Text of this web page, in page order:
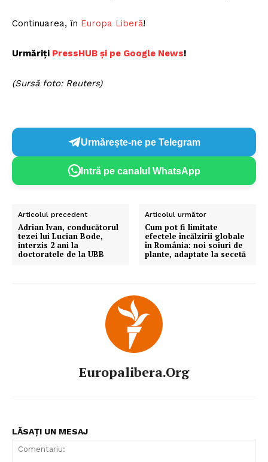
Continuarea, în Europa Liberă!
Urmăriți PressHUB și pe Google News!
(Sursă foto: Reuters)
Urmărește-ne pe Telegram
Intră pe canalul WhatsApp
Articolul precedent
Adrian Ivan, conducătorul
tezei lui Lucian Bode,
interzis 2 ani la
doctoratele de la UBB
Articolul următor
Cum pot fi limitate
efectele încălzirii globale
în România: noi soiuri de
plante, adaptate la secetă
Europalibera.org
LĂSAȚI UN MESAJ